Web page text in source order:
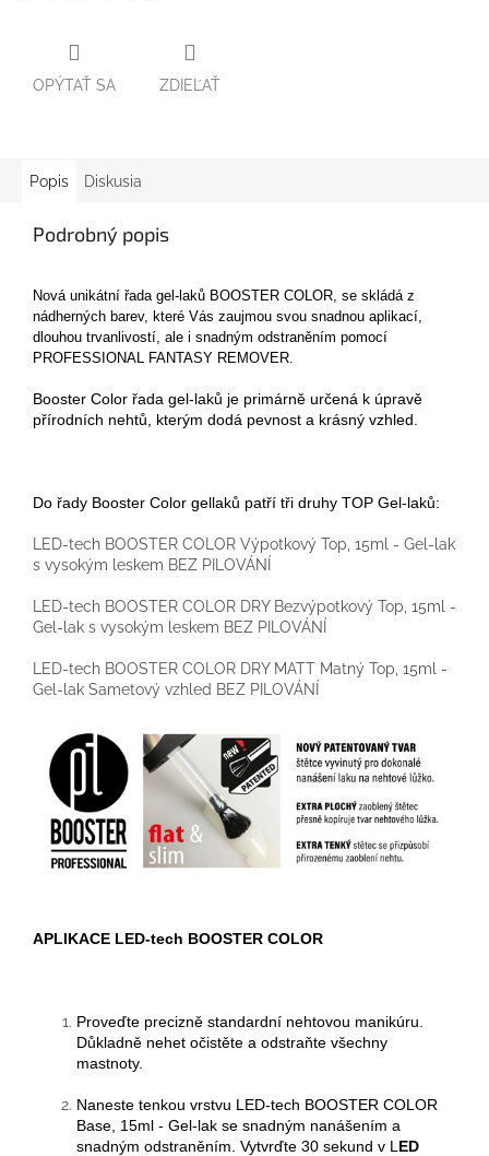
OPÝTAŤ SA ZDIEĽAŤ
Popis Diskusia
Podrobný popis
Nová unikátní řada gel-laků BOOSTER COLOR, se skládá z
nádherných barev, které Vás zaujmou svou snadnou aplikací,
dlouhou trvanlivostí, ale i snadným odstraněním pomocí
PROFESSIONAL FANTASY REMOVER.
Booster Color řada gel-laků je primárně určená k úpravě
přírodních nehtů, kterým dodá pevnost a krásný vzhled.
Do řady Booster Color gellaků patří tři druhy TOP Gel-laků:
LED-tech BOOSTER COLOR Výpotkový Top, 15ml - Gel-lak
s vysokým leskem BEZ PILOVÁNÍ
LED-tech BOOSTER COLOR DRY Bezvýpotkový Top, 15ml -
Gel-lak s vysokým leskem BEZ PILOVÁNÍ
LED-tech BOOSTER COLOR DRY MATT Matný Top, 15ml -
Gel-lak Sametový vzhled BEZ PILOVÁNÍ
APLIKACE LED-tech BOOSTER COLOR
Proveďte precizně standardní nehtovou manikúru.
Důkladně nehet očistěte a odstraňte všechny
mastnoty.
Naneste tenkou vrstvu LED-tech BOOSTER COLOR
Base, 15ml - Gel-lak se snadným nanášením a
snadným odstraněním. Vytvrďte 30 sekund v L ED